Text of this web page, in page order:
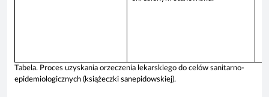
Tabela. Proces uzyskania orzeczenia lekarskiego do celów sanitarno-
epidemiologicznych (książeczki sanepidowskiej).